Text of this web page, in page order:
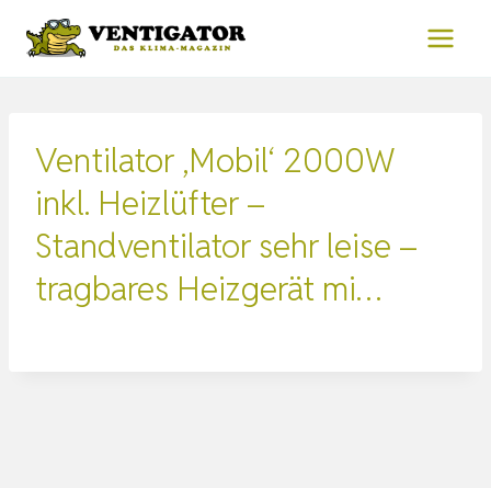
Inhalt
Ventilator ‚Mobil‘ 2000W
inkl. Heizlüfter –
Standventilator sehr leise –
tragbares Heizgerät mi…